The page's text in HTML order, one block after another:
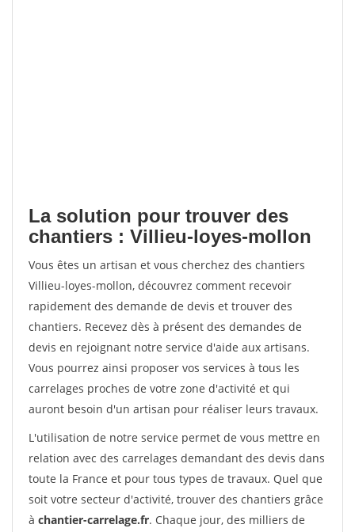
La solution pour trouver des
chantiers : Villieu-loyes-mollon
Vous êtes un artisan et vous cherchez des chantiers
Villieu-loyes-mollon, découvrez comment recevoir
rapidement des demande de devis et trouver des
chantiers. Recevez dès à présent des demandes de
devis en rejoignant notre service d'aide aux artisans.
Vous pourrez ainsi proposer vos services à tous les
carrelages proches de votre zone d'activité et qui
auront besoin d'un artisan pour réaliser leurs travaux.
L'utilisation de notre service permet de vous mettre en
relation avec des carrelages demandant des devis dans
toute la France et pour tous types de travaux. Quel que
soit votre secteur d'activité, trouver des chantiers grâce
à chantier-carrelage.fr. Chaque jour, des milliers de